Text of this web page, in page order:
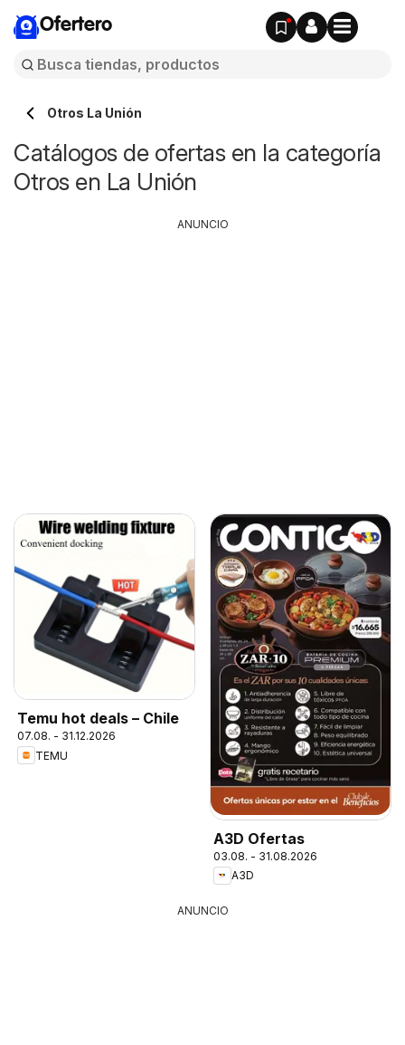
Ofertero
Otros La Unión
Catálogos de ofertas en la categoría
Otros en La Unión
Temu hot deals – Chile
07.08. - 31.12.2026
TEMU
A3D Ofertas
03.08. - 31.08.2026
A3D
ANUNCIO
ANUNCIO